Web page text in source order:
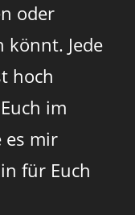
oder
könnt. Jede
hoch
im
es mir
für Euch